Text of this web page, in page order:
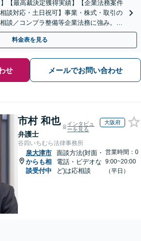
【最高裁決定獲得実績】【企業法務案件
談対応・土日祝可】事業・株式・取引の
談／コンプラ整備等企業法務に強み。株
動産問題まで幅広く対応！
料金表を見る
せ メールでお問い合わせ
市村 和也
弁護士
インタビュ
ーを見る
大阪府
谷四いちむら法律事務所
泉大津市
からも相
談受付中
面談方法(対面・
電話・ビデオな
ど)は応相談
営業時間：0
9:00~20:00
（平日）